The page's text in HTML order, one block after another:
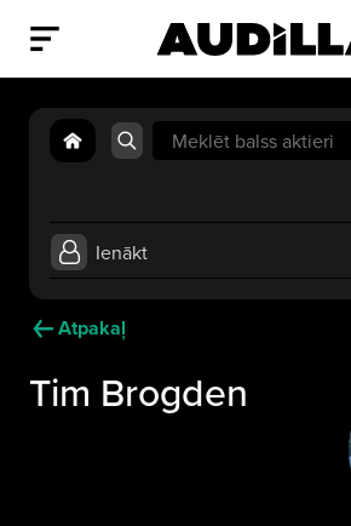
Search
for:
Ienākt
Atpakaļ
Tim Brogden